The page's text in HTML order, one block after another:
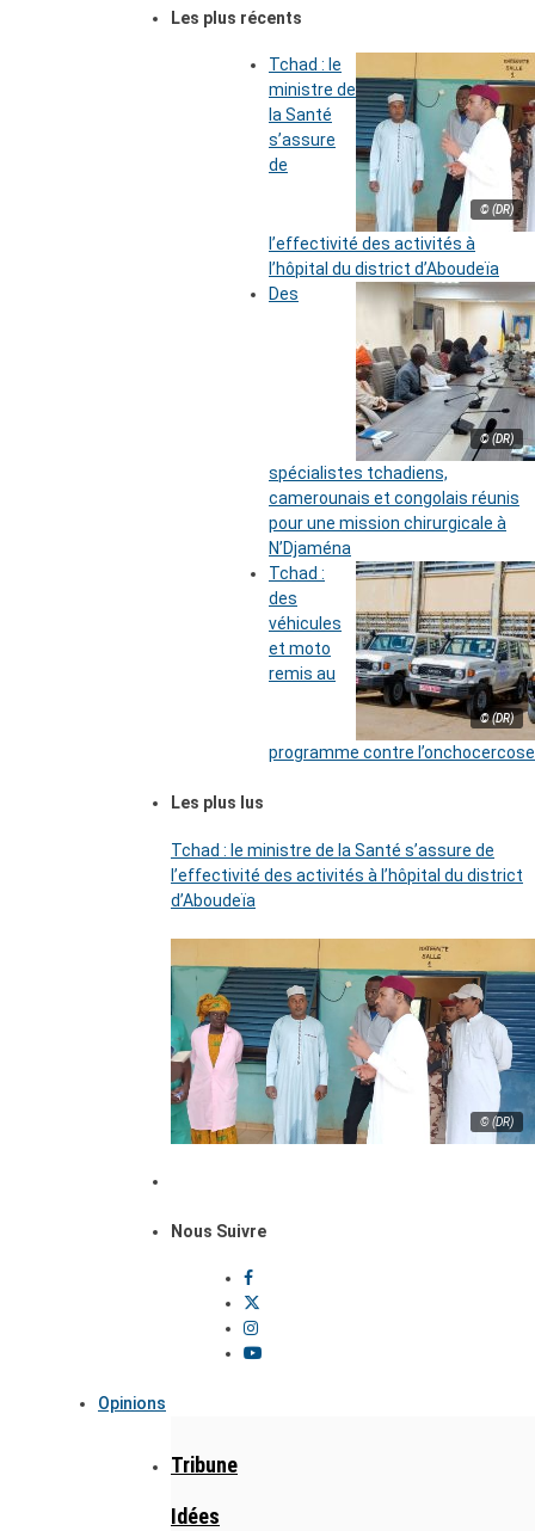
Les plus récents
© (DR)
Tchad : le
ministre de
la Santé
s’assure
de
l’effectivité des activités à
l’hôpital du district d’Aboudeïa
© (DR)
Des
spécialistes tchadiens,
camerounais et congolais réunis
pour une mission chirurgicale à
N’Djaména
© (DR)
Tchad :
des
véhicules
et moto
remis au
programme contre l’onchocercose
Les plus lus
Tchad : le ministre de la Santé s’assure de
l’effectivité des activités à l’hôpital du district
d’Aboudeïa
© (DR)
Nous Suivre
Opinions
Tribune
Idées